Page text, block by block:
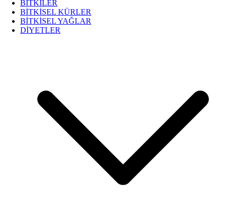
BİTKİLER
BİTKİSEL KÜRLER
BİTKİSEL YAĞLAR
DİYETLER